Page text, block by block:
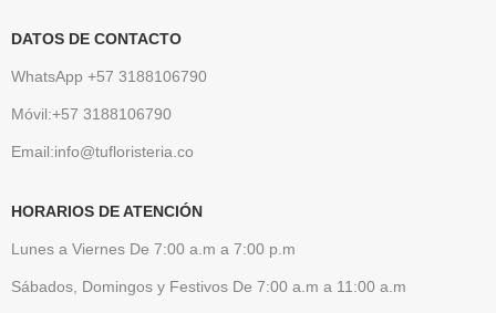
DATOS DE CONTACTO
WhatsApp +57 3188106790
Móvil:+57 3188106790
Email:info@tufloristeria.co
HORARIOS DE ATENCIÓN
Lunes a Viernes De 7:00 a.m a 7:00 p.m
Sábados, Domingos y Festivos De 7:00 a.m a 11:00 a.m